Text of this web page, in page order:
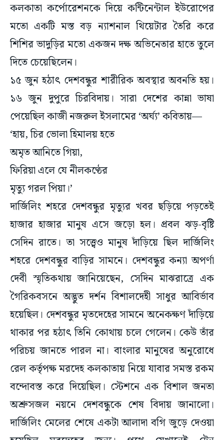
কলকাতা কর্পোরেশনকে দিয়ে কন্টিনেন্টাল ইউরোপের
মতো একটি মস্ত বড় ন্যাশনাল থিয়েটার তৈরি করে
শিশির ভাদুড়ির মতো একজন দক্ষ অভিনেতার হাতে তুলে
দিতে চেয়েছিলেন।
১৫ জুন হঠাৎ দেশবন্ধুর শারীরিক অবস্থার অবনতি হয়।
১৬ জুন দুপুরে চিরবিদায়। সারা দেশের কান্না ভাষা
পেয়েছিল কাজী নজরুল ইসলামের ‘অর্ঘ্য’ কবিতায়—
‘হায়, চির ভোলা হিমালয় হতে
অমৃত আনিতে গিয়া,
ফিরিয়া এলে যে নীলকণ্ঠের
মৃত্যু গরল পিয়া।’
দার্জিলিং শহরে দেশবন্ধুর মৃত্যুর খবর ছড়িয়ে পড়তেই
হাজার হাজার মানুষ এসে জড়ো হল। প্রবল ঝড়-বৃষ্টি
সেদিন রাতে। তা সত্ত্বেও মানুষ দাঁড়িয়ে ছিল দার্জিলিং
শহরে দেশবন্ধুর বাড়ির সামনে। দেশবন্ধুর কন্যা অপর্ণা
দেবী স্মৃতিকথায় জানিয়েছেন, সেদিন মাঝরাত্রে এক
গৈরিকবসনে অদ্ভুত দর্শন বিশালদেহী সাধুর আবির্ভাব
হয়েছিল। দেশবন্ধুর মৃতদেহের সামনে অনেকক্ষণ দাঁড়িয়ে
থাকার পর হঠাৎ তিনি কোথায় চলে গেলেন। কেউ তাঁর
পরিচয় জানতে পারল না। বাংলার মানুষের অনুরোধে
রেল কর্তৃপক্ষ মরদেহ কলকাতায় নিয়ে যাবার সমস্ত রকম
বন্দোবস্ত করে দিয়েছিল। স্টেশনে এক বিশাল জনতা
অশ্রুসজল নয়নে দেশবন্ধুকে শেষ বিদায় জানালো।
দার্জিলিং মেলের শেষে একটা আলাদা বগি জুড়ে দেওয়া